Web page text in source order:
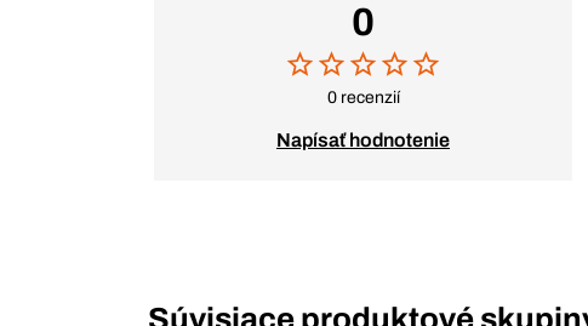
0
0 recenzií
Napísať hodnotenie
Súvisiace produktové